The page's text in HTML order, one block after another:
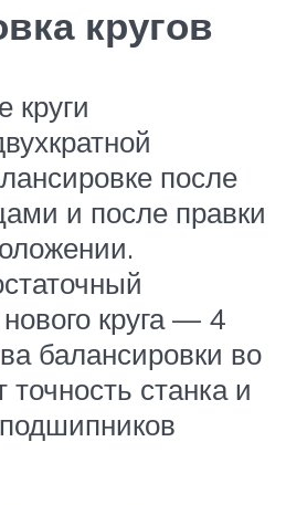
кругов
после
и после правки
круга — 4
балансировки во
станка и